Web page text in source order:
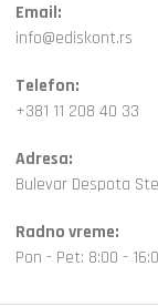
Email:
info@ediskont.rs
Telefon:
+381 11 208 40 33
Adresa:
Bulevar Despota
Radno vreme:
Pon - Pet: 8:00 -